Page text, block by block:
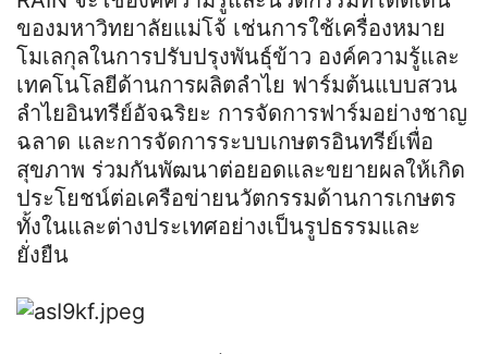
ของมหาวิทยาลัยแม่โจ้ เช่นการใช้เครื่องหมาย
โมเลกุลในการปรับปรุงพันธุ์ข้าว องค์ความรู้และ
เทคโนโลยีด้านการผลิตลำไย ฟาร์มต้นแบบสวน
ลำไยอินทรีย์อัจฉริยะ การจัดการฟาร์มอย่างชาญ
ฉลาด และการจัดการระบบเกษตรอินทรีย์เพื่อ
สุขภาพ ร่วมกันพัฒนาต่อยอดและขยายผลให้เกิด
ประโยชน์ต่อเครือข่ายนวัตกรรมด้านการเกษตร
ทั้งในและต่างประเทศอย่างเป็นรูปธรรมและ
ยั่งยืน